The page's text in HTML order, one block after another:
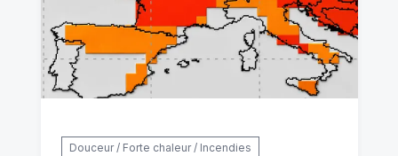
Douceur / Forte chaleur / Incendies